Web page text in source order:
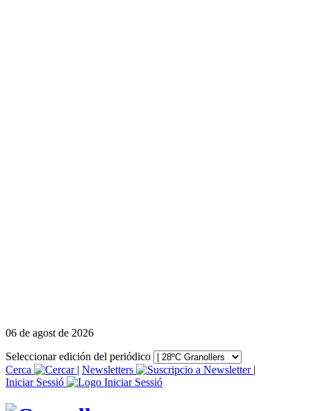
06 de agost de 2026
Seleccionar edición del periódico
Cerca
| Newsletters
|
Iniciar Sessió